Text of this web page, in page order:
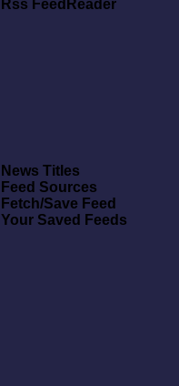
Rss FeedReader
News Titles
Feed Sources
Fetch/Save Feed
Your Saved Feeds